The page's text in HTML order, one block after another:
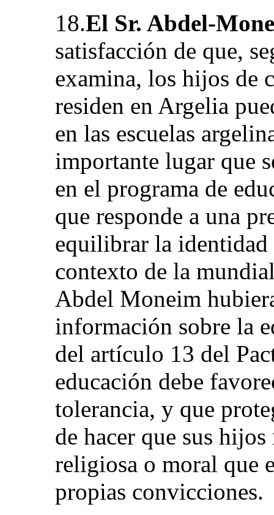
18.El Sr. Abdel-
satisfacción de que,
examina, los hijos de
residen en Argelia
en las escuelas
importante lugar que
en el programa de
que responde a una
equilibrar la
contexto de la
Abdel Moneim
información sobre la
del artículo 13 del
educación debe
tolerancia, y que
de hacer que sus
religiosa o moral que
propias convicciones.